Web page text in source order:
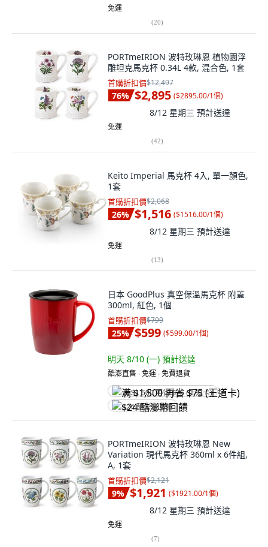
免運
(20)
PORTmeIRION 波特玫琳恩 植物園浮
雕坦克馬克杯 0.34L 4款, 混合色, 1套
首購折扣價$12,497
76% $2,895 ($2895.00/1個)
8/12 星期三 預計送達
免運
(42)
Keito Imperial 馬克杯 4入, 單一顏色,
1套
首購折扣價$2,068
26% $1,516 ($1516.00/1個)
8/12 星期三 預計送達
免運
(13)
日本 GoodPlus 真空保溫馬克杯 附蓋
300ml, 紅色, 1個
首購折扣價$799
25% $599 ($599.00/1個)
明天 8/10 (一) 預計送達
酷澎直售 ∙ 免運 ∙ 免費退貨
满 $1,500 再省 $75 (王道卡)
$24 酷澎幣回饋
PORTmeIRION 波特玫琳恩 New
Variation 現代馬克杯 360ml x 6件組,
A, 1套
首購折扣價$2,121
9% $1,921 ($1921.00/1個)
8/12 星期三 預計送達
免運
(7)